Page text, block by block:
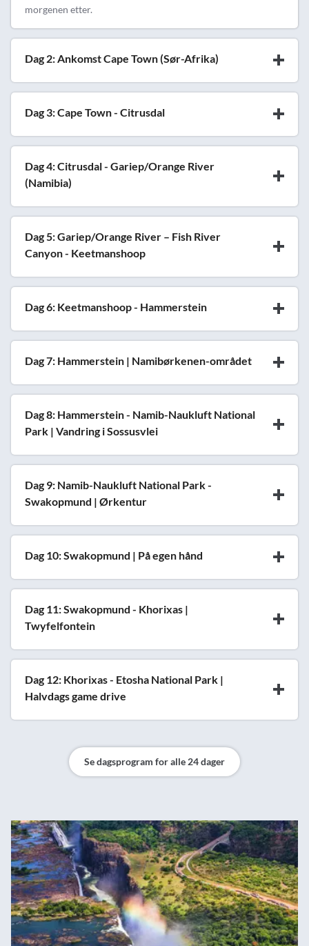
morgenen etter.
Dag 2: Ankomst Cape Town (Sør-Afrika)
Dag 3: Cape Town - Citrusdal
Dag 4: Citrusdal - Gariep/Orange River
(Namibia)
Dag 5: Gariep/Orange River – Fish River
Canyon - Keetmanshoop
Dag 6: Keetmanshoop - Hammerstein
Dag 7: Hammerstein | Namibørkenen-området
Dag 8: Hammerstein - Namib-Naukluft National
Park | Vandring i Sossusvlei
Dag 9: Namib-Naukluft National Park -
Swakopmund | Ørkentur
Dag 10: Swakopmund | På egen hånd
Dag 11: Swakopmund - Khorixas |
Twyfelfontein
Dag 12: Khorixas - Etosha National Park |
Halvdags game drive
Se dagsprogram for alle 24 dager